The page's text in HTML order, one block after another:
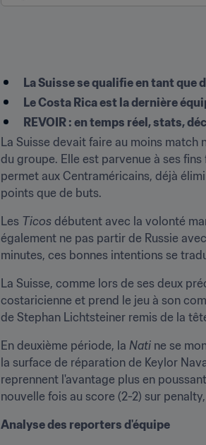
La Suisse se qualifie en tant que
Le Costa Rica est la dernière
REVOIR : en temps réel, stats,
La Suisse devait faire au moins
du groupe. Elle est parvenue à ses
permet aux Centraméricains, déjà
points que de buts.
Les Ticos débutent avec la volonté
également ne pas partir de Russie
minutes, ces bonnes intentions se
La Suisse, comme lors de ses deux
costaricienne et prend le jeu à son
de Stephan Lichtsteiner remis de la
En deuxième période, la Nati ne se
la surface de réparation de Keylor
reprennent l'avantage plus en
nouvelle fois au score (2-2) sur
Analyse des reporters d'équipe